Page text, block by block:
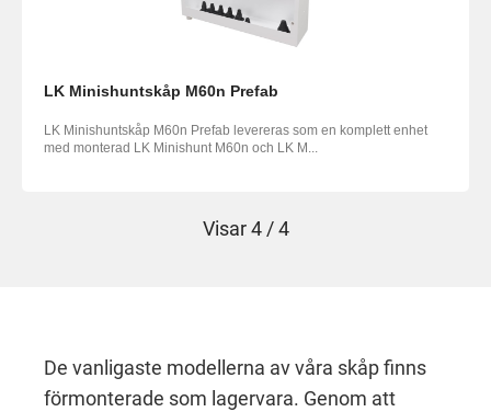
LK Minishuntskåp M60n Prefab
LK Minishuntskåp M60n Prefab levereras som en komplett enhet
med monterad LK Minishunt M60n och LK M...
Visar4 / 4
De vanligaste modellerna av våra skåp finns
förmonterade som lagervara. Genom att